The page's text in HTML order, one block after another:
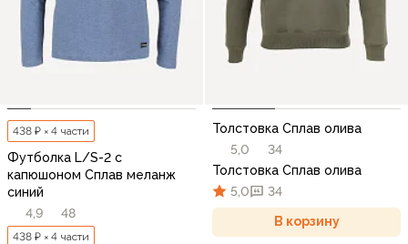
438 ₽ × 4 части
Футболка L/S-2 с
капюшоном Сплав меланж
cиний
4,9
48
438 ₽ × 4 части
Толстовка Сплав олива
5,0
34
Толстовка Сплав олива
5,0
34
В корзину